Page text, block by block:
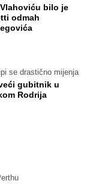
bilo je
odmah
se drastično mijenja
gubitnik u
Rodrija